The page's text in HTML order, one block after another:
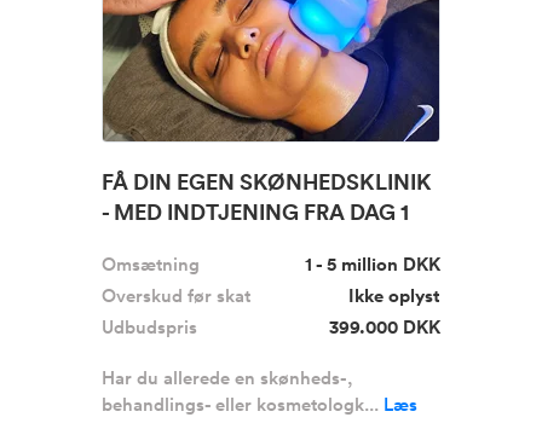
FÅ DIN EGEN SKØNHEDSKLINIK
- MED INDTJENING FRA DAG 1
Omsætning
1 - 5 million DKK
Overskud før skat
Ikke oplyst
Udbudspris
399.000 DKK
Har du allerede en skønheds-,
behandlings- eller kosmetologk... Læs